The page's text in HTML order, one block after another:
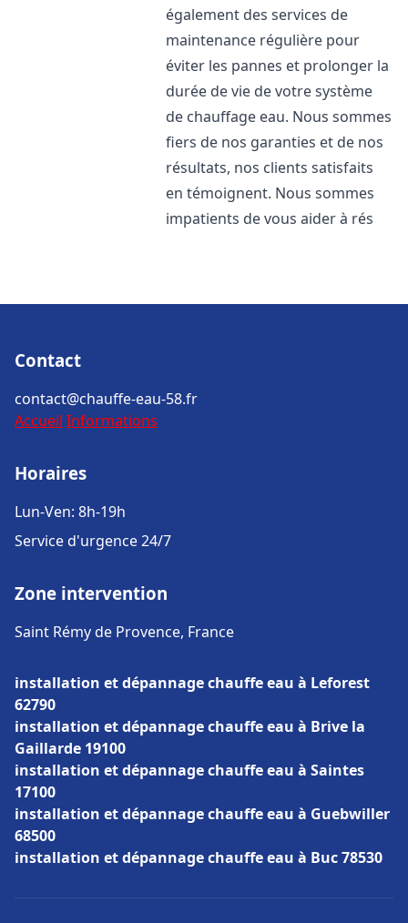
également des services de
maintenance régulière pour
éviter les pannes et prolonger la
durée de vie de votre système
de chauffage eau. Nous sommes
fiers de nos garanties et de nos
résultats, nos clients satisfaits
en témoignent. Nous sommes
impatients de vous aider à rés
Contact
contact@chauffe-eau-58.fr
Accueil Informations
Horaires
Lun-Ven: 8h-19h
Service d'urgence 24/7
Zone intervention
Saint Rémy de Provence, France
installation et dépannage chauffe eau à Leforest
62790
installation et dépannage chauffe eau à Brive la
Gaillarde 19100
installation et dépannage chauffe eau à Saintes
17100
installation et dépannage chauffe eau à Guebwiller
68500
installation et dépannage chauffe eau à Buc 78530